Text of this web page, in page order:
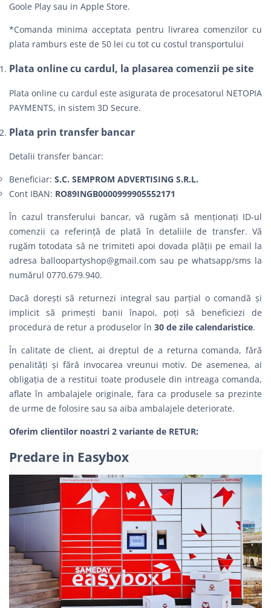
Goole Play sau in Apple Store.
*Comanda minima acceptata pentru livrarea comenzilor cu
plata ramburs este de 50 lei cu tot cu costul transportului
Plata online cu cardul, la plasarea comenzii pe site
Plata online cu cardul este asigurata de procesatorul NETOPIA
PAYMENTS, in sistem 3D Secure.
Plata prin transfer bancar
Detalii transfer bancar:
Beneficiar: S.C. SEMPROM ADVERTISING S.R.L.
Cont IBAN: RO89INGB0000999905552171
În cazul transferului bancar, vă rugăm să menționați ID-ul
comenzii ca referință de plată în detaliile de transfer. Vă
rugăm totodata să ne trimiteti apoi dovada plății pe email la
adresa balloopartyshop@gmail.com sau pe whatsapp/sms la
numărul 0770.679.940.
Dacă dorești să returnezi integral sau parțial o comandă şi
implicit să primești banii înapoi, poți să beneficiezi de
procedura de retur a produselor în 30 de zile calendaristice.
În calitate de client, ai dreptul de a returna comanda, fără
penalităţi şi fără invocarea vreunui motiv. De asemenea, ai
obligația de a restitui toate produsele din intreaga comanda,
aflate în ambalajele originale, fara ca produsele sa prezinte
de urme de folosire sau sa aiba ambalajele deteriorate.
Oferim clientilor noastri 2 variante de RETUR:
Predare in Easybox